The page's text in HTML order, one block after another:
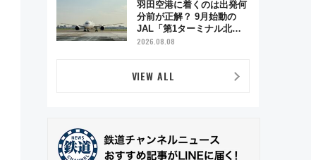
羽田空港に着くのは出発何
分前が正解？ 9月始動の
JAL「第1ターミナル北側
サテライト」は徒歩1キロ
2026.08.08
VIEW ALL